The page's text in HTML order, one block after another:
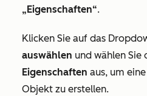
„Eigenschaften“.
Klicken Sie auf das
auswählen und wählen Sie
Eigenschaften aus, um
Objekt zu erstellen.